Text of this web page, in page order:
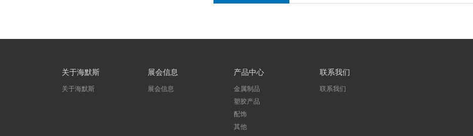
关于海默斯
关于海默斯
展会信息
展会信息
产品中心
金属制品
塑胶产品
配饰
其他
联系我们
联系我们